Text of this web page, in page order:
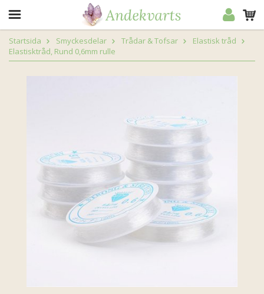
Startsida Smyckesdelar Trådar & Tofsar
Elastisk tråd
Elastisktråd, Rund 0,6mm rulle